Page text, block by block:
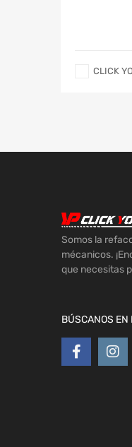
CLICK
Somos la
mécanicos.
que necesitas
BÚSCANOS EN